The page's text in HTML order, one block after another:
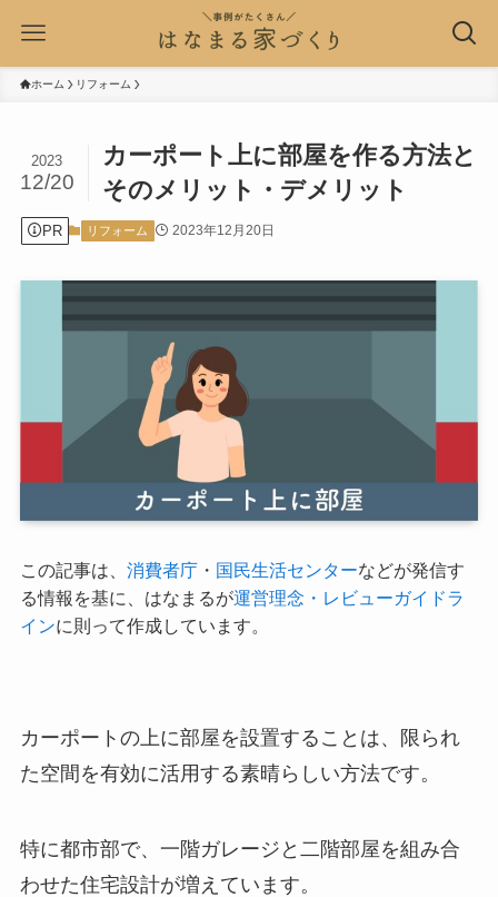
ホーム リフォーム
カーポート上に部屋を作る方法と
そのメリット・デメリット
2023
12/20
PR リフォーム 2023年12月20日
この記事は、 消費者庁・ 国民生活センターなどが発信す
る情報を基に、はなまるが運営理念・レビューガイドラ
インに則って作成しています。
カーポートの上に部屋を設置することは、限られ
た空間を有効に活用する素晴らしい方法です。
特に都市部で、一階ガレージと二階部屋を組み合
わせた住宅設計が増えています。